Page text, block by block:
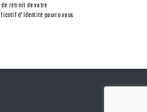
de retrait de votre
d'identité pourra vous